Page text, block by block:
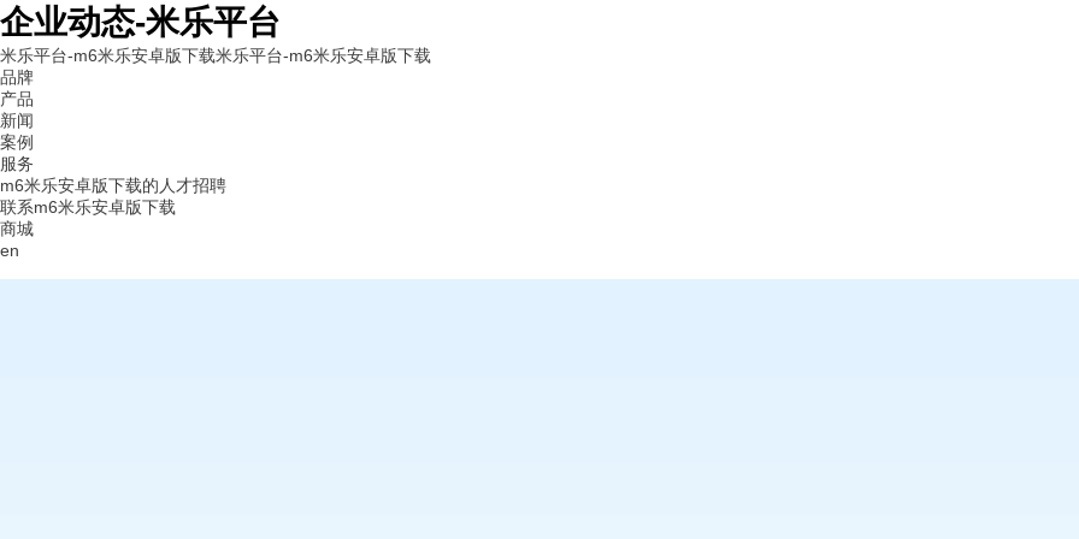
企业动态-米乐平台
米乐平台-m6米乐安卓版下载米乐平台-m6米乐安卓版下载
品牌
产品
新闻
案例
服务
m6米乐安卓版下载的人才招聘
联系m6米乐安卓版下载
商城
en